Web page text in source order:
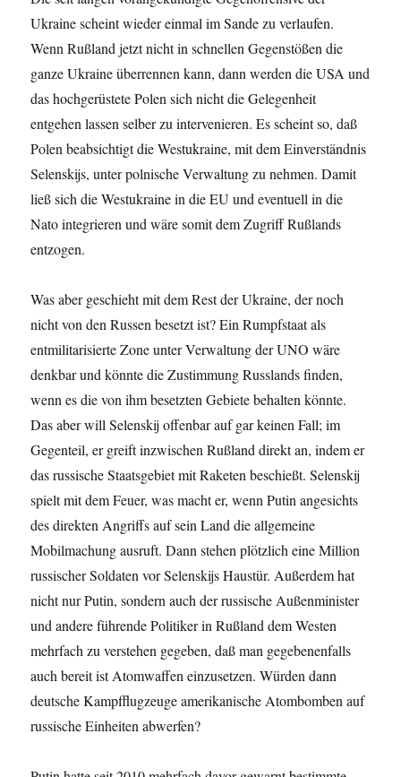
Ukraine scheint wieder einmal im Sande zu verlaufen.
Wenn Rußland jetzt nicht in schnellen Gegenstößen die
ganze Ukraine überrennen kann, dann werden die USA und
das hochgerüstete Polen sich nicht die Gelegenheit
entgehen lassen selber zu intervenieren. Es scheint so, daß
Polen beabsichtigt die Westukraine, mit dem Einverständnis
Selenskijs, unter polnische Verwaltung zu nehmen. Damit
ließ sich die Westukraine in die EU und eventuell in die
Nato integrieren und wäre somit dem Zugriff Rußlands
entzogen.
Was aber geschieht mit dem Rest der Ukraine, der noch
nicht von den Russen besetzt ist? Ein Rumpfstaat als
entmilitarisierte Zone unter Verwaltung der UNO wäre
denkbar und könnte die Zustimmung Russlands finden,
wenn es die von ihm besetzten Gebiete behalten könnte.
Das aber will Selenskij offenbar auf gar keinen Fall; im
Gegenteil, er greift inzwischen Rußland direkt an, indem er
das russische Staatsgebiet mit Raketen beschießt. Selenskij
spielt mit dem Feuer, was macht er, wenn Putin angesichts
des direkten Angriffs auf sein Land die allgemeine
Mobilmachung ausruft. Dann stehen plötzlich eine Million
russischer Soldaten vor Selenskijs Haustür. Außerdem hat
nicht nur Putin, sondern auch der russische Außenminister
und andere führende Politiker in Rußland dem Westen
mehrfach zu verstehen gegeben, daß man gegebenenfalls
auch bereit ist Atomwaffen einzusetzen. Würden dann
deutsche Kampfflugzeuge amerikanische Atombomben auf
russische Einheiten abwerfen?